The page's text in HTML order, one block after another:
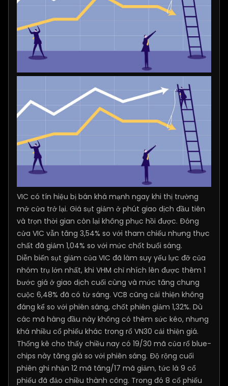
VIC có tín hiệu bị bán khá mạnh ngay khi thị trường
mở cửa trở lại. Giá sụt giảm ở phút giao dịch đầu tiên
và trọn thời gian còn lại không phục hồi được. Đóng
cửa VIC vẫn tăng 3,54% so với tham chiếu nhưng thực
chất đã giảm 1,04% so với mức chốt buổi sáng.
Diễn biến sụt giảm của VIC đã làm suy yếu lực đỡ của
nhóm trụ lớn nhất, khi VHM chỉ nhích lên được thêm 1
bước giá ở giao dịch cuối cùng và mức tăng chung
cuộc 6,48% đã có từ sáng. VCB cũng cải thiện không
đáng kể so với phiên sáng, chốt phiên giảm 1,32%. Dù
các mã hàng đầu này không có thêm sức kéo, nhưng
khá nhiều cổ phiếu khác trong rổ VN30 cải thiện giá.
Thống kê cho thấy chiều nay có 19/30 mã của rổ blue-
chips này tăng giá so với phiên sáng. Độ rộng cuối
phiên ghi nhận 12 mã tăng/17 mã giảm, tức là 9 cổ
phiếu đã đảo chiều thành công. Trong đó 8 cổ phiếu